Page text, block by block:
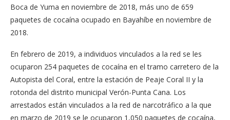
Boca de Yuma en noviembre de 2018, más uno de 659
paquetes de cocaína ocupado en Bayahíbe en no­viembre de
2018.
En febrero de 2019, a indi­viduos vinculados a la red se les
ocuparon 254 paquetes de cocaína en el tramo carretero de la
Autopista del Coral, en­tre la estación de Peaje Coral II y la
rotonda del distrito mu­nicipal Verón-Punta Cana. Los
arrestados están vinculados a la red de narcotráfico a la que
en marzo de 2019 se le ocupa­ron 1,050 paquetes de cocaí­na,